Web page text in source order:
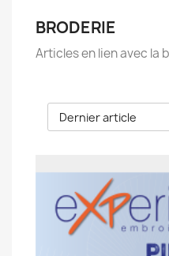
BRODERIE
Articles en lien avec la